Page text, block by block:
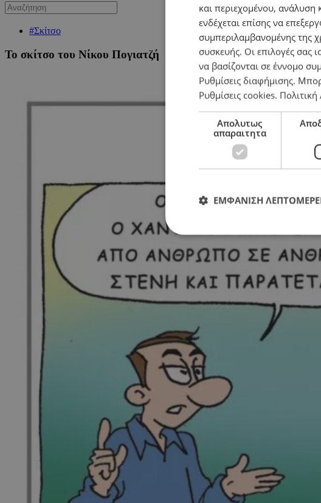
#Σκίτσο
Το σκίτσο του Νίκου Πογιατζή
και περιεχομένου, ανάλυση
ενδέχεται επίσης να
συμπεριλαμβανομένης της
συσκευής. Οι επιλογές σας
να βασίζονται σε έννομο
Ρυθμίσεις διαφήμισης.
Ρυθμίσεις cookies.
Απολυτως
απαραιτητα
ΕΜΦΑΝΙΣΗ